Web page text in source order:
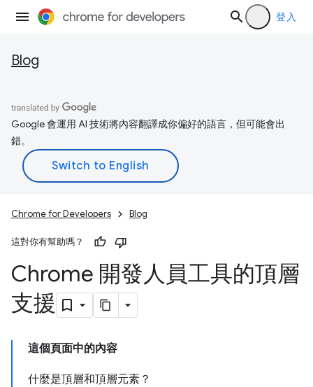
登入
Blog
Google 會運用 AI 技術將內容翻譯成你偏好的語言，但可能會出
錯。
Chrome for Developers Blog
這對你有幫助嗎？
Chrome 開發人員工具的頂層
支援
這個頁面中的內容
什麼是頂層和頂層元素？